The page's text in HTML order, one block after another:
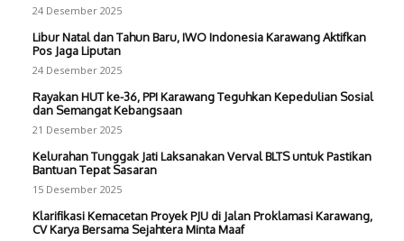
24 Desember 2025
Libur Natal dan Tahun Baru, IWO Indonesia Karawang Aktifkan
Pos Jaga Liputan
24 Desember 2025
Rayakan HUT ke-36, PPI Karawang Teguhkan Kepedulian Sosial
dan Semangat Kebangsaan
21 Desember 2025
Kelurahan Tunggak Jati Laksanakan Verval BLTS untuk Pastikan
Bantuan Tepat Sasaran
15 Desember 2025
Klarifikasi Kemacetan Proyek PJU di Jalan Proklamasi Karawang,
CV Karya Bersama Sejahtera Minta Maaf